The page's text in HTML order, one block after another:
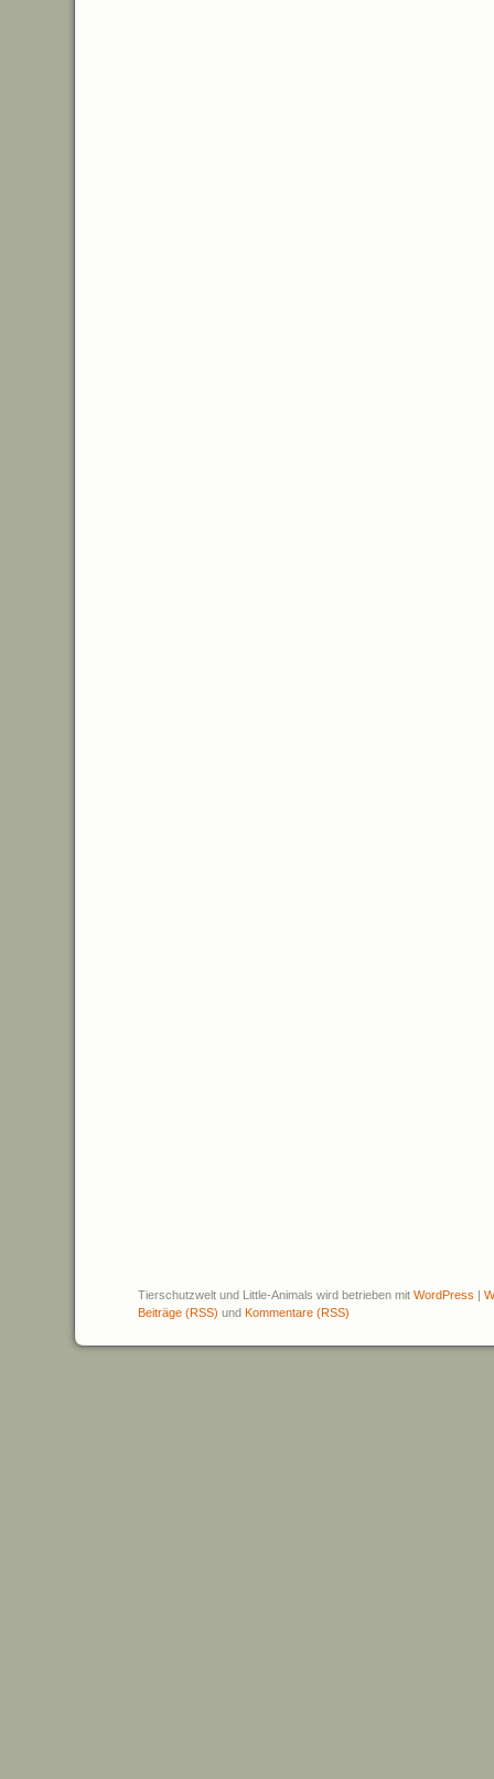
Tierschutzwelt und Little-Animals wird betrieben mit WordPress |
Beiträge (RSS) und Kommentare (RSS)